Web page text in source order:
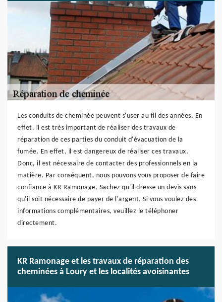
Les conduits de cheminée peuvent s'user au fil des années. En
effet, il est très important de réaliser des travaux de
réparation de ces parties du conduit d'évacuation de la
fumée. En effet, il est dangereux de réaliser ces travaux.
Donc, il est nécessaire de contacter des professionnels en la
matière. Par conséquent, nous pouvons vous proposer de faire
confiance à KR Ramonage. Sachez qu'il dresse un devis sans
qu'il soit nécessaire de payer de l'argent. Si vous voulez des
informations complémentaires, veuillez le téléphoner
directement.
KR Ramonage et les travaux de réparation des
cheminées à Loury et les localités avoisinantes